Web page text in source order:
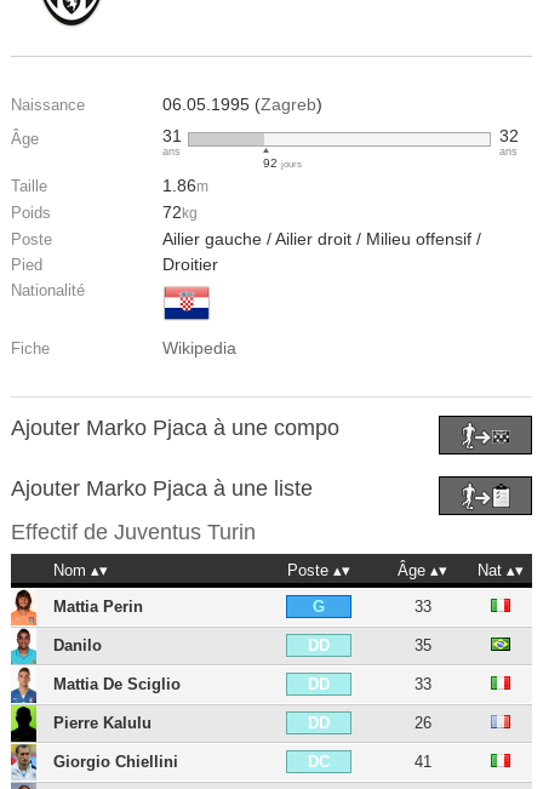
Naissance 06.05.1995 (Zagreb)
Âge 31
ans
92 jours
32
ans
Taille 1.86m
Poids 72 kg
Poste Ailier gauche / Ailier droit / Milieu offensif /
Pied Droitier
Nationalité
Fiche Wikipedia
Ajouter Marko Pjaca à une compo
Ajouter Marko Pjaca à une liste
Effectif de Juventus Turin
Nom Poste Âge
Nat
Mattia Perin
G 33
Danilo DD 35
Mattia De Sciglio DD 33
Pierre Kalulu DD 26
Giorgio Chiellini DC 41